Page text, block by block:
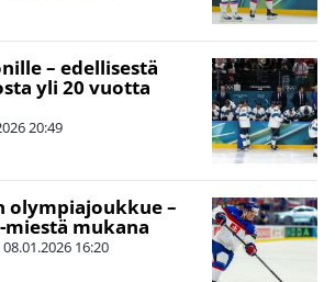
– edellisestä
yli 20 vuotta
20:49
olympiajoukkue –
miestä mukana
08.01.2026 16:20